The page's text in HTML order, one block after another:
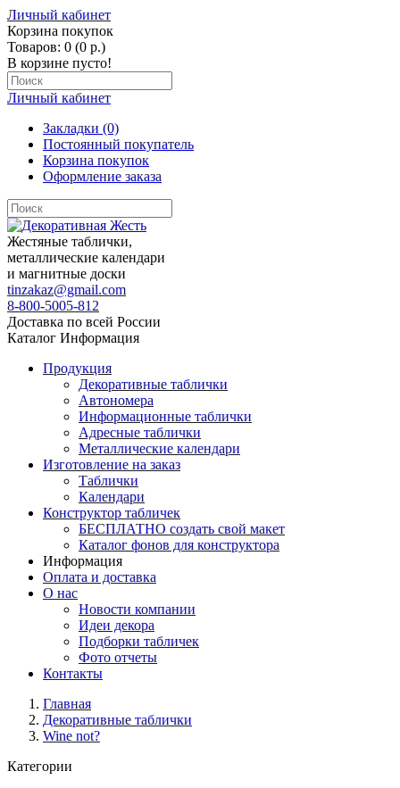
Личный кабинет
Корзина покупок
Товаров: 0 (0 р.)
В корзине пусто!
Личный кабинет
Закладки (0)
Постоянный покупатель
Корзина покупок
Оформление заказа
Жестяные таблички,
металлические календари
и магнитные доски
tinzakaz@gmail.com
8-800-5005-812
Доставка по всей России
Каталог Информация
Продукция
Декоративные таблички
Автономера
Информационные таблички
Адресные таблички
Металлические календари
Изготовление на заказ
Таблички
Календари
Конструктор табличек
БЕСПЛАТНО создать свой макет
Каталог фонов для конструктора
Информация
Оплата и доставка
О нас
Новости компании
Идеи декора
Подборки табличек
Фото отчеты
Контакты
Главная
Декоративные таблички
Wine not?
Категории